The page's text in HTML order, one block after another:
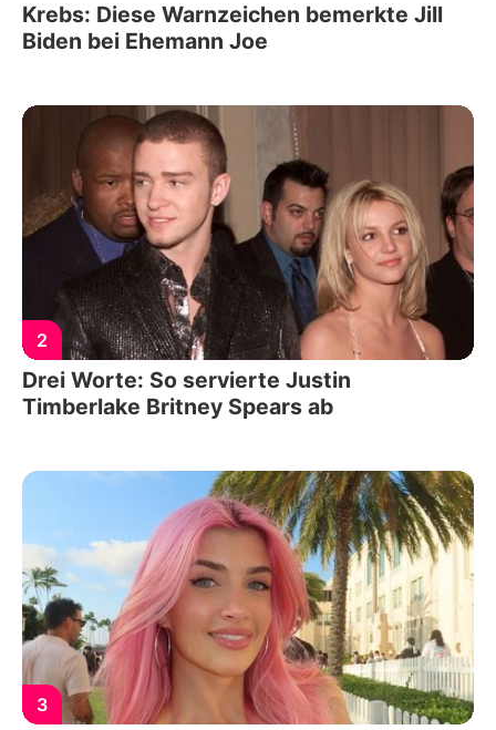
Krebs: Diese Warnzeichen bemerkte Jill
Biden bei Ehemann Joe
2
Drei Worte: So servierte Justin
Timberlake Britney Spears ab
3